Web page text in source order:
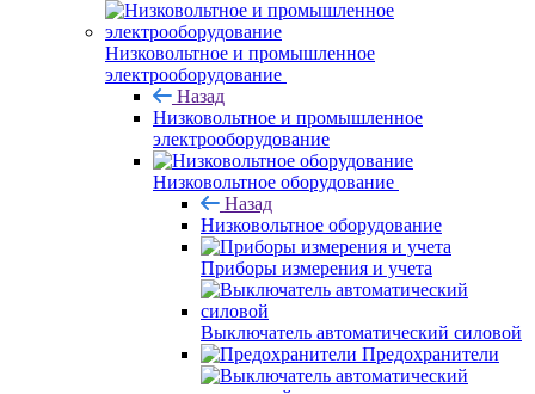
Низковольтное и промышленное
электрооборудование
Назад
Низковольтное и промышленное
электрооборудование
Низковольтное оборудование
Назад
Низковольтное оборудование
Приборы измерения и учета
Выключатель автоматический силовой
Предохранители